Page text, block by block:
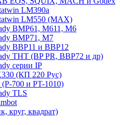
LM390a
LM550 (MAX)
BMP61, M611, M6
BMP71, M7
BBP11 и BBP12
THT (BP PR, BBP72 и др)
серии IP
(КП 220 Рус)
700 и PT-1010)
TLS
круг, квадрат)